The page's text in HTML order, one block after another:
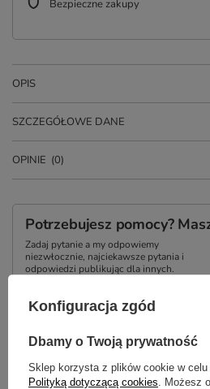
Bezpieczne zakupy
OPIS
SZCZEGÓŁOWE DANE
OPINIE (0)
Potrzebujesz pomocy?
Zadaj pytanie a my odpowiemy
niezwłocznie, najciekawsze pytania i
odpowiedzi publikując dla innych.
NAJCZĘŚCIEJ
TYM TOWAREM
Konfiguracja zgód
Dbamy o Twoją prywatność
Sklep korzysta z plików cookie w celu
Polityką dotyczącą cookies . Możesz